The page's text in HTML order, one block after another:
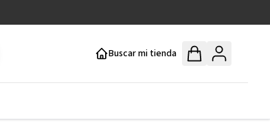
Buscar mi tienda